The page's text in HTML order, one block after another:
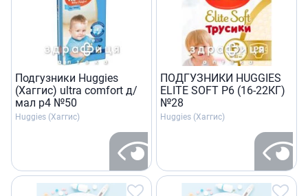
Подгузники Huggies
(Хаггис) ultra comfort д/
мал р4 №50
Huggies (Хаггис)
ПОДГУЗНИКИ HUGGIES
ELITE SOFT Р6 (16-22КГ)
№28
Huggies (Хаггис)